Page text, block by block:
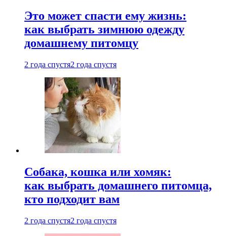
Это может спасти ему жизнь:
как выбрать зимнюю одежду
домашнему питомцу
2 года спустя2 года спустя
Собака, кошка или хомяк:
как выбрать домашнего питомца,
кто подходит вам
2 года спустя2 года спустя